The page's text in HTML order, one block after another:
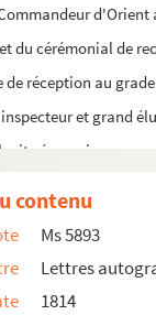
du cérémonial de
de réception au
inspecteur et grand
rite écossais
des
contenu
Ms 5893
Lettres
1814